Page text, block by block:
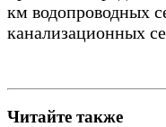
км водопроводных
канализационных
Читайте также